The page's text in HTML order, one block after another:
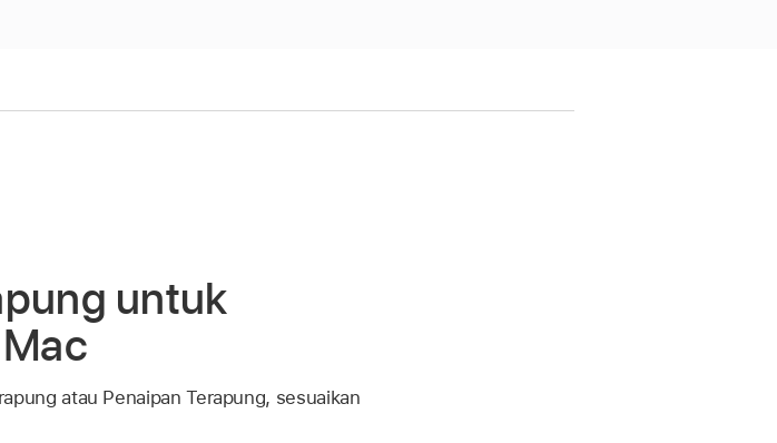
untuk
atau Penaipan Terapung, sesuaikan